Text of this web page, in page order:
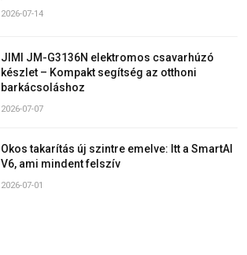
2026-07-14
JIMI JM-G3136N elektromos csavarhúzó
készlet – Kompakt segítség az otthoni
barkácsoláshoz
2026-07-07
Okos takarítás új szintre emelve: Itt a SmartAI
V6, ami mindent felszív
2026-07-01